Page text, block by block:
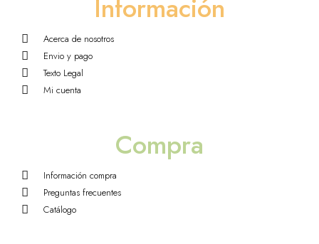
Información
Acerca de nosotros
Envio y pago
Texto Legal
Mi cuenta
Compra
Información compra
Preguntas frecuentes
Catálogo